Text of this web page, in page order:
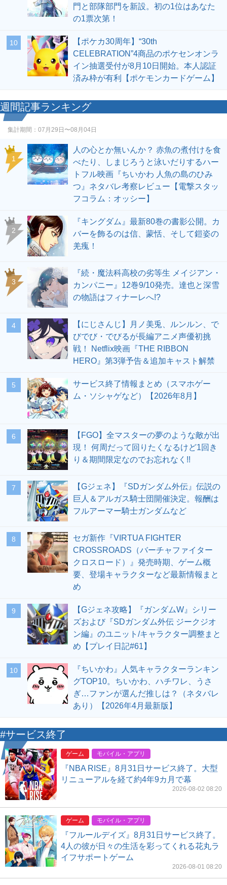
門と部隊部門を新設。初の1位はあなた
の1票次第！
10
【ポケカ30周年】“30th
CELEBRATION”4商品のポケセンオンラ
イン抽選受付が8月10日開始。本人認証
済み枠が有利【ポケモンカードゲーム】
週間記事ランキング
集計期間： 07月29日〜08月04日
1
人の心とか無いんか？ 赤魚の煮付けを食
べたり、しまじろうと泳いだりするハー
トフル映画『ちいかわ 人魚の島のひみ
つ』ネタバレ考察レビュー【電撃スタッ
フコラム：オッシー】
2
『キングダム』最新80巻の書影公開。カ
バーを飾るのは信、蒙恬、そして鎧姿の
羌瘣！
3
『続・魔法科高校の劣等生 メイジアン・
カンパニー』12巻9/10発売。達也と深雪
の物語はフィナーレへ!?
4
【にじさんじ】月ノ美兎、ルンルン、で
びでび・でびるが長編アニメ声優初挑
戦！ Netflix映画『THE RIBBON
HERO』第3弾予告＆追加キャスト解禁
5
サービス終了情報まとめ（スマホゲー
ム・ソシャゲなど）【2026年8月】
6
【FGO】全マスターの夢のような敵が出
現！ 何周だって回りたくなるけど1回き
り＆期間限定なのでお忘れなく!!
7
【Gジェネ】『SDガンダム外伝』伝説の
巨人＆アルガス騎士団開催決定。報酬は
フルアーマー騎士ガンダムなど
8
セガ新作『VIRTUA FIGHTER
CROSSROADS（バーチャファイター
クロスロード）』発売時期、ゲーム概
要、登場キャラクターなど最新情報まと
め
9
【Gジェネ攻略】『ガンダムW』シリー
ズおよび『SDガンダム外伝 ジークジオ
ン編』のユニット/キャラクター調整まと
め【プレイ日記#61】
10
『ちいかわ』人気キャラクターランキン
グTOP10。ちいかわ、ハチワレ、うさ
ぎ…ファンが選んだ推しは？（ネタバレ
あり）【2026年4月最新版】
#サービス終了
ゲーム モバイル・アプリ
『NBA RISE』8月31日サービス終了。大型
リニューアルを経て約4年9カ月で幕
2026-08-02 08:20
ゲーム モバイル・アプリ
『フルールデイズ』8月31日サービス終了。
4人の彼が日々の生活を彩ってくれる花丸ラ
イフサポートゲーム
2026-08-01 08:20